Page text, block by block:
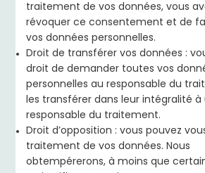
traitement de vos données, vous
révoquer ce consentement et de
vos données personnelles.
Droit de transférer vos données :
droit de demander toutes vos
personnelles au responsable du
les transférer dans leur intégralité à
responsable du traitement.
Droit d’opposition : vous pouvez
traitement de vos données. Nous
obtempérerons, à moins que